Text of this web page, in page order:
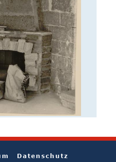
Datenschutz